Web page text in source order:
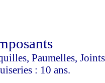
Paumelles,
: 10 ans.